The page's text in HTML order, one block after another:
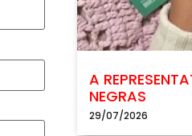
A
NEGRAS
29/07/2026